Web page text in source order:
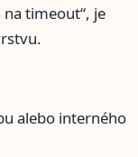
timeout“, je
alebo interného